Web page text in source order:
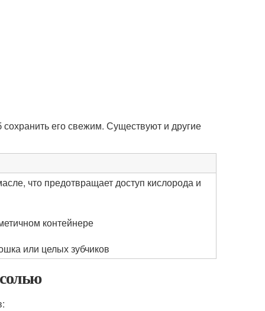
его свежим. Существуют и другие
что предотвращает доступ кислорода и
контейнере
или целых зубчиков